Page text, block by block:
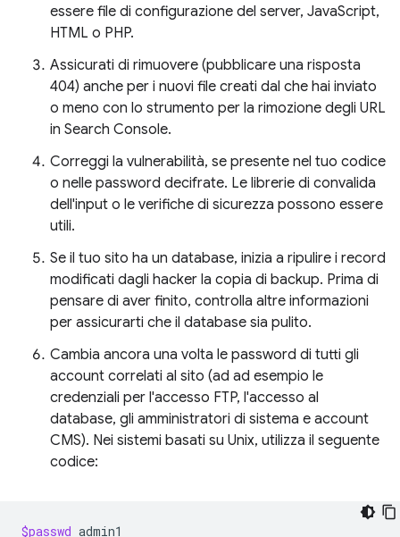
essere file di configurazione del server, JavaScript,
HTML o PHP.
Assicurati di rimuovere (pubblicare una risposta
404) anche per i nuovi file creati dal che hai inviato
o meno con lo strumento per la rimozione degli URL
in Search Console.
Correggi la vulnerabilità, se presente nel tuo codice
o nelle password decifrate. Le librerie di convalida
dell'input o le verifiche di sicurezza possono essere
utili.
Se il tuo sito ha un database, inizia a ripulire i record
modificati dagli hacker la copia di backup. Prima di
pensare di aver finito, controlla altre informazioni
per assicurarti che il database sia pulito.
Cambia ancora una volta le password di tutti gli
account correlati al sito (ad ad esempio le
credenziali per l'accesso FTP, l'accesso al
database, gli amministratori di sistema e account
CMS). Nei sistemi basati su Unix, utilizza il seguente
codice:
$passwd